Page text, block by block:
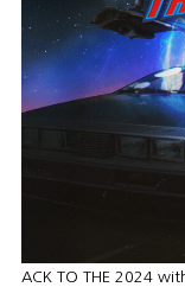
ACK TO THE 2024